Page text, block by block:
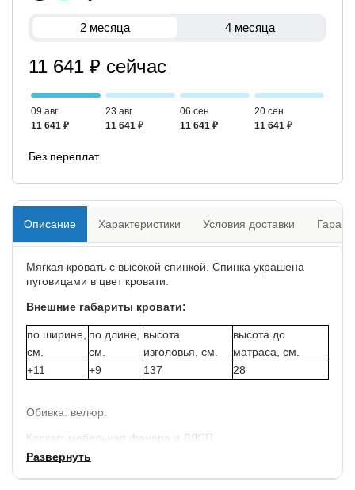
2 месяца 4 месяца
11 641 ₽ сейчас
09 авг
11 641 ₽
23 авг
11 641 ₽
06 сен
11 641 ₽
20 сен
11 641 ₽
Без переплат
Описание Характеристики Условия доставки
Мягкая кровать с высокой спинкой. Спинка украшена
пуговицами в цвет кровати.
Внешние габариты кровати:
по ширине,
см.
по длине,
см.
высота
изголовья, см.
высота до
матраса, см.
+11
+9 137 28
Обивка: велюр.
Каркас: мебельная фанера и ЛДСП
Фурнитура: Италия
Развернуть